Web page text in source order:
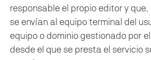
responsable el propio editor y que,
se envían al equipo terminal del
equipo o dominio gestionado por
desde el que se presta el servicio